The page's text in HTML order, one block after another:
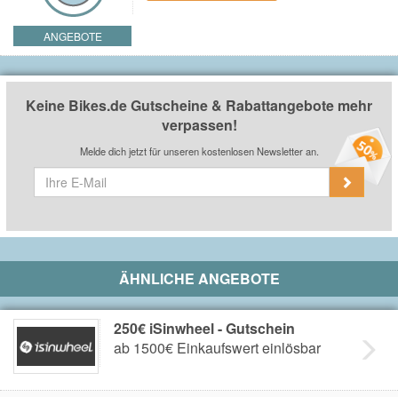
ANGEBOTE
Keine Bikes.de Gutscheine & Rabattangebote mehr
verpassen!
Melde dich jetzt für unseren kostenlosen Newsletter an.
ÄHNLICHE ANGEBOTE
250€ iSinwheel - Gutschein
ab 1500€ Einkaufswert einlösbar